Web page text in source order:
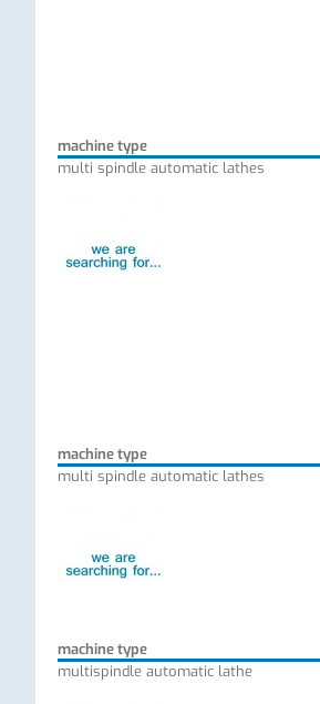
machine type
multi spindle automatic lathes
machine type
multi spindle automatic lathes
machine type
multispindle automatic lathe